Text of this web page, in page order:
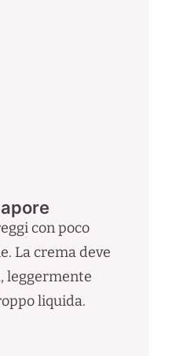
con poco
La crema deve
leggermente
liquida.